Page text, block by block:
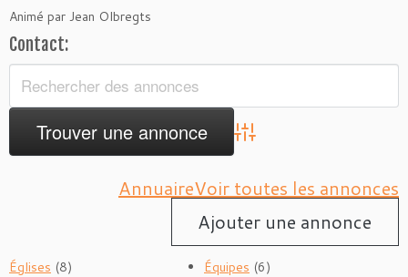
Animé par Jean Olbregts
Contact:
Advanced Search
AnnuaireVoir toutes les annonces
Ajouter une annonce
Églises (8)
Équipes (6)